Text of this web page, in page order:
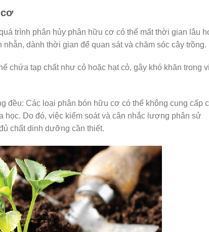
trình phân hủy phân hữu cơ có thể mất thời gian lâu
dành thời gian để quan sát và chăm sóc cây trồng.
chứa tạp chất như cỏ hoặc hạt cỏ, gây khó khăn trong
đều: Các loại phân bón hữu cơ có thể không cung cấp
Do đó, việc kiểm soát và cân nhắc lượng phân sử
chất dinh dưỡng cần thiết.